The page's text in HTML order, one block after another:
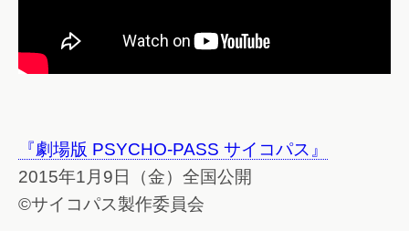
『劇場版 PSYCHO-PASS サイコパス』
2015年1月9日（金）全国公開
©サイコパス製作委員会